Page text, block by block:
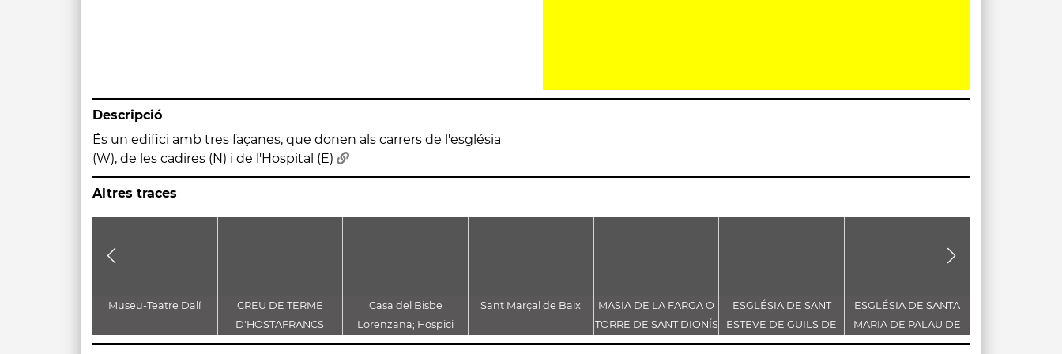
Descripció
És un edifici amb tres façanes, que donen als carrers de l'església
(W), de les cadires (N) i de l'Hospital (E)
Altres traces
Museu-Teatre Dalí
CREU DE TERME
D'HOSTAFRANCS
Casa del Bisbe
Lorenzana; Hospici
(actual Casa de Cultura)
Sant Marçal de Baix
MASIA DE LA FARGA O
TORRE DE SANT DIONÍS
ESGLÉSIA DE SANT
ESTEVE DE GUILS DE
CERDANYA
ESGLÉSIA DE SANTA
MARIA DE PALAU DE
RIALB